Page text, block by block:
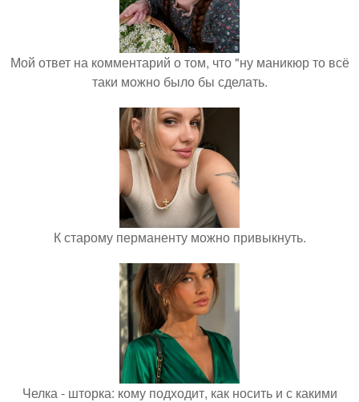
Мой ответ на комментарий о том, что "ну маникюр то всё
таки можно было бы сделать.
К старому перманенту можно привыкнуть.
Челка - шторка: кому подходит, как носить и с какими